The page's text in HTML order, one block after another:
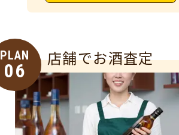
PLAN
06
店舗でお酒査定